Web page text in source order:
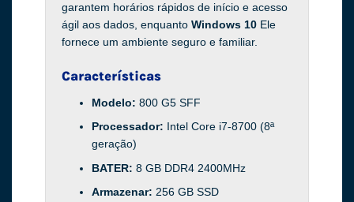
garantem horários rápidos de início e acesso
ágil aos dados, enquanto Windows 10 Ele
fornece um ambiente seguro e familiar.
Características
Modelo: 800 G5 SFF
Processador: Intel Core i7-8700 (8ª
geração)
BATER: 8 GB DDR4 2400MHz
Armazenar: 256 GB SSD